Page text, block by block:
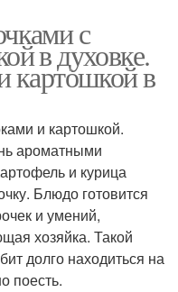
с
в духовке.
картошкой в
и картошкой.
ароматными
и курица
Блюдо готовится
и умений,
хозяйка. Такой
долго находиться на
поесть.